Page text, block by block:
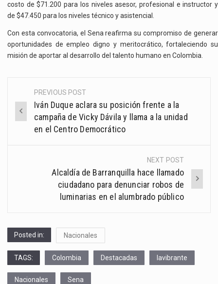
costo de $71.200 para los niveles asesor, profesional e instructor y
de $47.450 para los niveles técnico y asistencial.
Con esta convocatoria, el Sena reafirma su compromiso de generar
oportunidades de empleo digno y meritocrático, fortaleciendo su
misión de aportar al desarrollo del talento humano en Colombia.
Post
navigation
PREVIOUS POST
Iván Duque aclara su posición frente a la
campaña de Vicky Dávila y llama a la unidad
en el Centro Democrático
NEXT POST
Alcaldía de Barranquilla hace llamado
ciudadano para denunciar robos de
luminarias en el alumbrado público
Posted in: Nacionales
TAGS: Colombia Destacadas lavibrante
Nacionales Sena